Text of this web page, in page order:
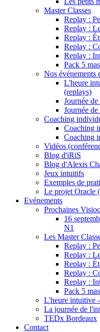
Master Classes
Replay :
Replay :
Replay :
Replay :
Replay :
Pack 5
Nos événements
L'heure
(replays)
Journée
Journée
Coaching
Coaching
Coaching
Vidéos
Blog d'iRiS
Blog d'Alexis
Jeux intuitifs
Exemples de
Le projet Oracle
Evénements
Prochaines
16
N1
Les Master
Replay :
Replay :
Replay :
Replay :
Replay :
Pack 5
L'heure intuitive
La journée de
TEDx Bordeaux
Contact